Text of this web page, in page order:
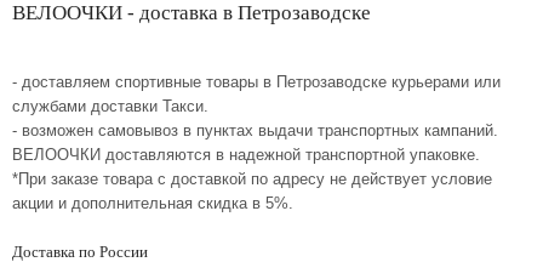
ВЕЛООЧКИ - доставка в Петрозаводске
- доставляем спортивные товары в Петрозаводске курьерами или
службами доставки Такси.
- возможен самовывоз в пунктах выдачи транспортных кампаний.
ВЕЛООЧКИ доставляются в надежной транспортной упаковке.
*При заказе товара с доставкой по адресу не действует условие
акции и дополнительная скидка в 5%.
Доставка по России